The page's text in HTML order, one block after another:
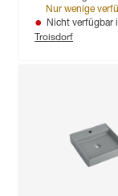
Nur wenige
Nicht verfügbar
Troisdorf